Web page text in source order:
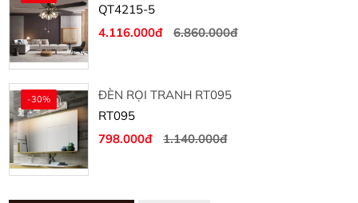
QT4215-5
4.116.000đ
6.860.000đ
-30%
ĐÈN RỌI TRANH RT095
RT095
798.000đ
1.140.000đ